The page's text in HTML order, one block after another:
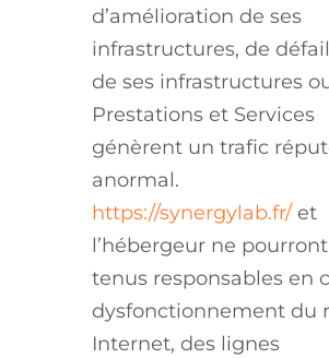
d’amélioration de ses
infrastructures, de
de ses infrastructures
Prestations et Services
génèrent un trafic
anormal.
https://synergylab.fr/ et
l’hébergeur ne
tenus responsables en
dysfonctionnement du
Internet, des lignes